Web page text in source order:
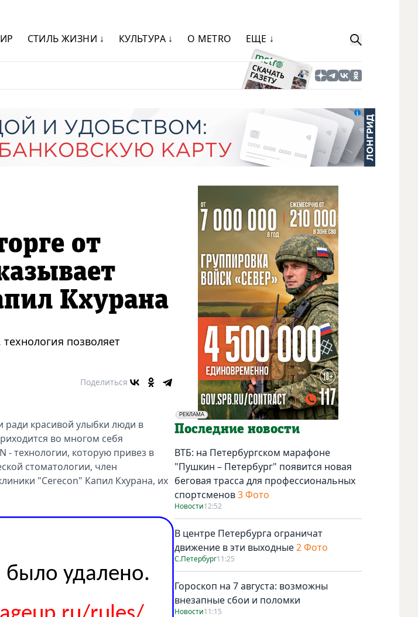
СТИЛЬ ЖИЗНИ ↓ КУЛЬТУРА ↓ О METRO ЕЩЕ ↓
от
Кхурана
позволяет
Поделиться
ради красивой улыбки люди в
во многом себя
- технологии, которую привез в
стоматологии, член
"Cerecon" Капил Кхурана, их
РЕКЛАМА
Социальная реклама
Последние новости
ВТБ: на Петербургском марафоне
"Пушкин – Петербург" появится новая
беговая трасса для профессиональных
спортсменов3 Фото
Новости12:52
В центре Петербурга ограничат
движение в эти выходные2 Фото
С.Петербург11:25
Гороскоп на 7 августа: возможны
внезапные сбои и поломки
Новости11:15